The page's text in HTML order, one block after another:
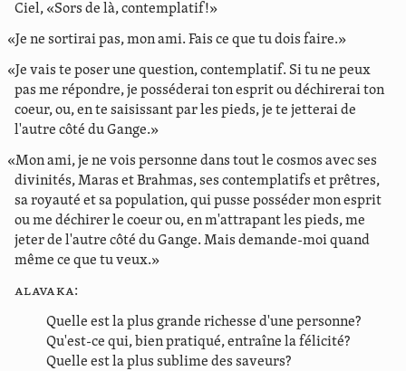
Ciel, «Sors de là, contemplatif!»
«Je ne sortirai pas, mon ami. Fais ce que tu dois faire.»
«Je vais te poser une question, contemplatif. Si tu ne peux
pas me répondre, je posséderai ton esprit ou déchirerai ton
coeur, ou, en te saisissant par les pieds, je te jetterai de
l'autre côté du Gange.»
«Mon ami, je ne vois personne dans tout le cosmos avec ses
divinités, Maras et Brahmas, ses contemplatifs et prêtres,
sa royauté et sa population, qui pusse posséder mon esprit
ou me déchirer le coeur ou, en m'attrapant les pieds, me
jeter de l'autre côté du Gange. Mais demande-moi quand
même ce que tu veux.»
Alavaka:
Quelle est la plus grande richesse d'une personne?
Qu'est-ce qui, bien pratiqué, entraîne la félicité?
Quelle est la plus sublime des saveurs?